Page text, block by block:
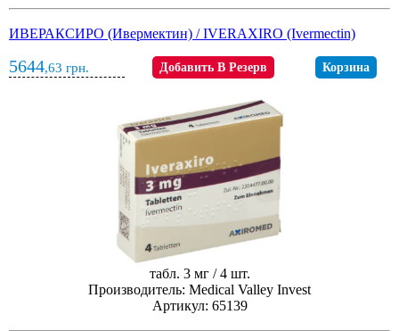
ИВЕРАКСИРО (Ивермектин) / IVERAXIRO (Ivermectin)
5644,63 грн. Добавить В Резерв Корзина
табл. 3 мг / 4 шт.
Производитель: Medical Valley Invest
Артикул: 65139